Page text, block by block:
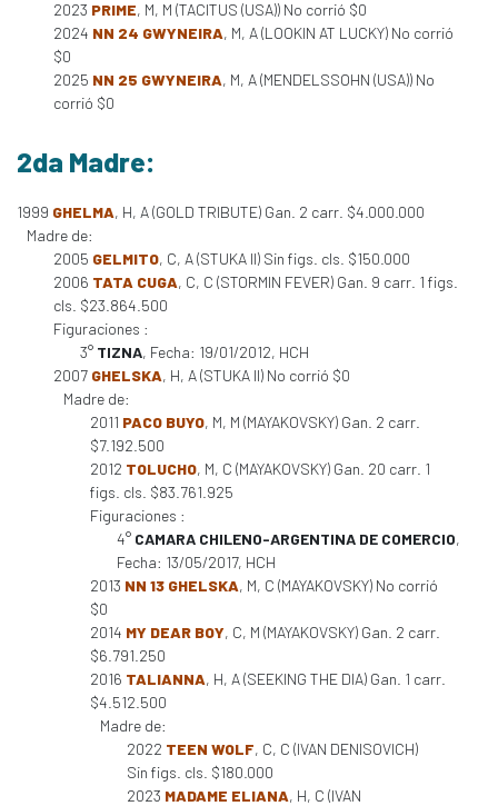
2023 PRIME, M, M (TACITUS (USA)) No corrió $0
2024 NN 24 GWYNEIRA, M, A (LOOKIN AT LUCKY) No corrió
$0
2025 NN 25 GWYNEIRA, M, A (MENDELSSOHN (USA)) No
corrió $0
2da Madre:
1999 GHELMA, H, A (GOLD TRIBUTE) Gan. 2 carr. $4.000.000
Madre de:
2005 GELMITO, C, A (STUKA II) Sin figs. cls. $150.000
2006 TATA CUGA, C, C (STORMIN FEVER) Gan. 9 carr. 1 figs.
cls. $23.864.500
Figuraciones :
3° TIZNA, Fecha: 19/01/2012, HCH
2007 GHELSKA, H, A (STUKA II) No corrió $0
Madre de:
2011 PACO BUYO, M, M (MAYAKOVSKY) Gan. 2 carr.
$7.192.500
2012 TOLUCHO, M, C (MAYAKOVSKY) Gan. 20 carr. 1
figs. cls. $83.761.925
Figuraciones :
4° CAMARA CHILENO-ARGENTINA DE COMERCIO,
Fecha: 13/05/2017, HCH
2013 NN 13 GHELSKA, M, C (MAYAKOVSKY) No corrió
$0
2014 MY DEAR BOY, C, M (MAYAKOVSKY) Gan. 2 carr.
$6.791.250
2016 TALIANNA, H, A (SEEKING THE DIA) Gan. 1 carr.
$4.512.500
Madre de:
2022 TEEN WOLF, C, C (IVAN DENISOVICH)
Sin figs. cls. $180.000
2023 MADAME ELIANA, H, C (IVAN